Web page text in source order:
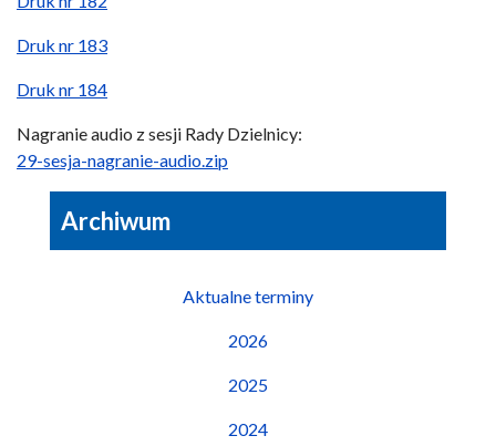
Druk nr 183
Druk nr 184
Nagranie audio z sesji Rady Dzielnicy:
29-sesja-nagranie-audio.zip
Archiwum
Aktualne terminy
2026
2025
2024